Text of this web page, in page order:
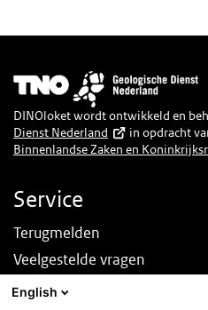
Afbeelding
DINOloket wordt ontwikkeld en
Dienst Nederland
in opdracht
Binnenlandse Zaken en
Service
Terugmelden
Veelgestelde vragen
Nieuws
English